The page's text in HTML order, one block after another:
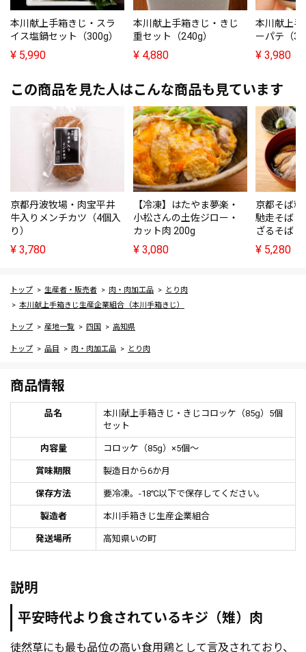
本川献上手箱きじ・スラ
イス塩鍋セット（300g）
¥ 5,990
本川献上手箱きじ・きじ
重セット（240g）
¥ 4,880
本川献上
ーパテ（
¥ 3,980
この商品を見た人はこんな商品も見ています
京都丹波牧場・肉宝平井
牛入りメンチカツ（4個入
り）
¥ 3,780
【冷凍】はたやま夢楽・
小松さんの土佐ジロー・
カット肉 200g
¥ 3,080
京都そば
馳走そば（
ざるそば 2
¥ 5,280
トップ 生産者・販売者 肉・肉加工品
とり肉
本川献上手箱きじ生産企業組合（本川手箱きじ）
トップ 産地一覧 四国 高知県
トップ 品目 肉・肉加工品 とり肉
商品情報
品名
本川献上手箱きじ・きじコロッケ（85g）5個
セット
内容量 コロッケ（85g）×5個～
賞味期限 製造日から6か月
保存方法 要冷凍。-18℃以下で保存してください。
製造者 本川手箱きじ生産企業組合
発送場所 高知県いの町
説明
平安時代より食されているキジ（雉）肉
徒然草にも最も品位の高い食用鶏として言及されており、